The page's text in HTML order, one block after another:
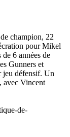
champion, 22
pour Mikel
6 années de
Gunners et
jeu défensif. Un
avec Vincent
de-